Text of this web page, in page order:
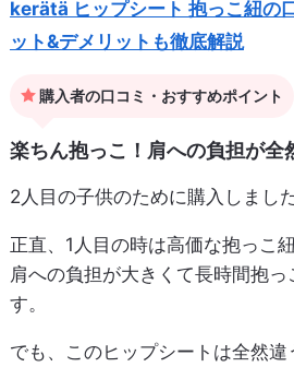
kerätä ヒップシート 抱っこ紐の
ット&デメリットも徹底解説
購入者の口コミ・おすすめポイント
楽ちん抱っこ！肩への負担が全
2人目の子供のために購入しました
正直、1人目の時は高価な抱っこ
肩への負担が大きくて長時間抱
す。
でも、このヒップシートは全然違